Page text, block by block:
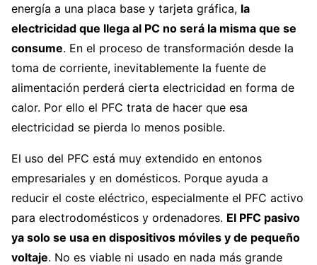
energía a una placa base y tarjeta gráfica, la
electricidad que llega al PC no será la misma que se
consume. En el proceso de transformación desde la
toma de corriente, inevitablemente la fuente de
alimentación perderá cierta electricidad en forma de
calor. Por ello el PFC trata de hacer que esa
electricidad se pierda lo menos posible.
El uso del PFC está muy extendido en entonos
empresariales y en domésticos. Porque ayuda a
reducir el coste eléctrico, especialmente el PFC activo
para electrodomésticos y ordenadores. El PFC pasivo
ya solo se usa en dispositivos móviles y de pequeño
voltaje. No es viable ni usado en nada más grande